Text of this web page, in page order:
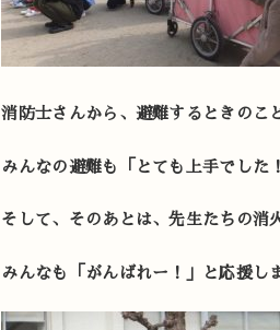
消防士さんから、避難するときのこ
みんなの避難も「とても上手でした
そして、そのあとは、先生たちの消
みんなも「がんばれー！」と応援し